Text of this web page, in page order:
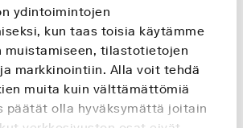
ydintoimintojen
kun taas toisia käytämme
muistamiseen, tilastotietojen
markkinointiin. Alla voit tehdä
muita kuin välttämättömiä
päätät olla hyväksymättä joitain
Yksikköhinta: 1,9780 EUR
Yksikköhinta: 1,9620 EUR
Yksikköhinta: 1,9780 EUR